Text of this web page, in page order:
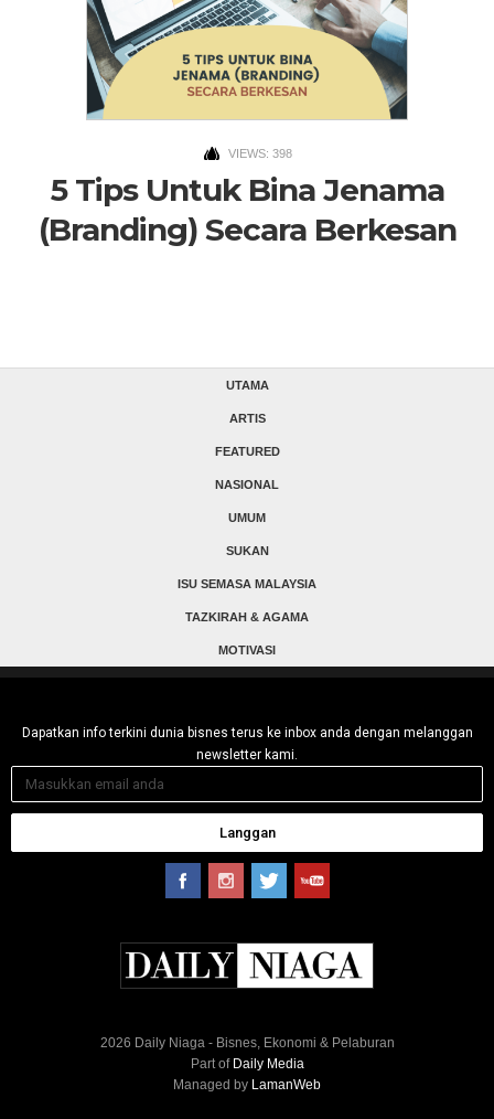
VIEWS: 398
5 Tips Untuk Bina Jenama
(Branding) Secara Berkesan
UTAMA
ARTIS
FEATURED
NASIONAL
UMUM
SUKAN
ISU SEMASA MALAYSIA
TAZKIRAH & AGAMA
MOTIVASI
Dapatkan info terkini dunia bisnes terus ke inbox anda dengan melanggan
newsletter kami.
Langgan
2026 Daily Niaga - Bisnes, Ekonomi & Pelaburan
Part of Daily Media
Managed by LamanWeb